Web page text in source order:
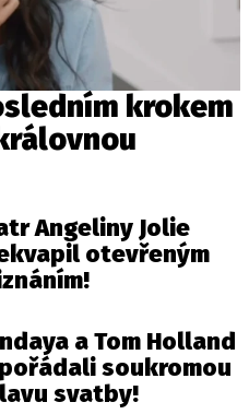
krokem
Angeliny Jolie
otevřeným
a Tom Holland
soukromou
svatby!